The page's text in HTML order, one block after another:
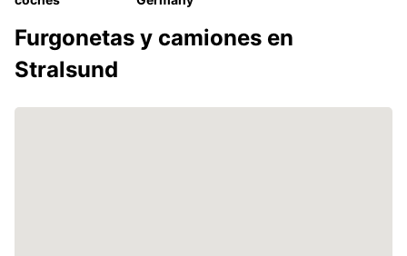
Furgonetas y camiones en
Stralsund